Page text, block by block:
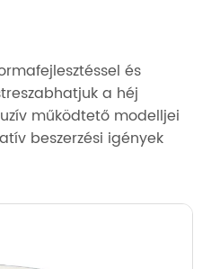
és
a héj
működtető modelljei
beszerzési igények